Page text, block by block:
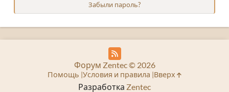
Забыли пароль?
Разработка Zentec
Форум Zentec © 2026
Помощь Условия и правила Вверх